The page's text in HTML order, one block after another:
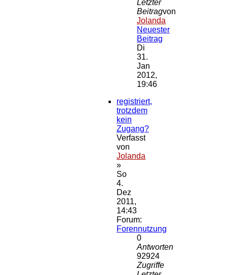
Letzter
Beitragvon
Jolanda
Neuester
Beitrag
Di
31.
Jan
2012,
19:46
registriert,
trotzdem
kein
Zugang?
Verfasst
von
Jolanda
»
So
4.
Dez
2011,
14:43
Forum:
Forennutzung
0
Antworten
92924
Zugriffe